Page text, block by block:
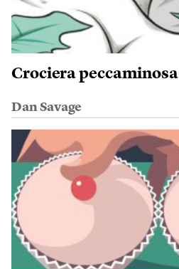
Crociera peccaminosa
Dan Savage